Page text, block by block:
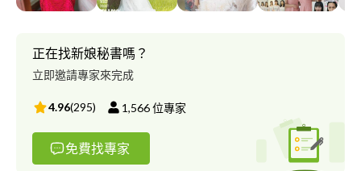
毛，小歐美立體時尚風，主打乾燥花藝，水汪汪眼型調整
正在找新娘秘書嗎？
立即邀請專家來完成
4.96(295) 1,566位專家
免費找專家